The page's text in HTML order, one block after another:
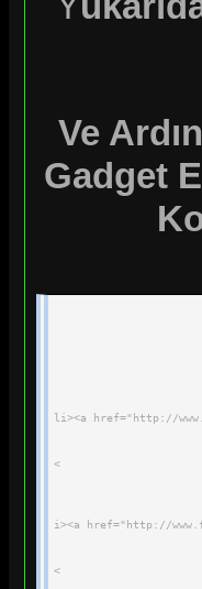
.bubblewrap li
Ve
Gadget
li><a href="http://
<
i><a href="http://
<